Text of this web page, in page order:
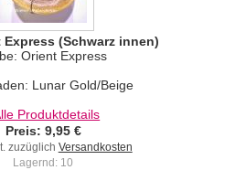
Express (Schwarz innen)
Orient Express
Lunar Gold/Beige
Produktdetails
Preis: 9,95 €
zuzüglich Versandkosten
Lagernd: 10